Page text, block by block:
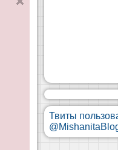
ск
Твиты